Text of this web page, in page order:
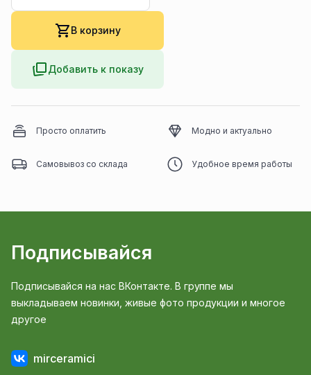
В корзину
Добавить к показу
Просто оплатить Модно и актуально
Самовывоз со склада Удобное время работы
Подписывайся
Подписывайся на нас ВКонтакте. В группе мы
выкладываем новинки, живые фото продукции и многое
другое
mirceramici